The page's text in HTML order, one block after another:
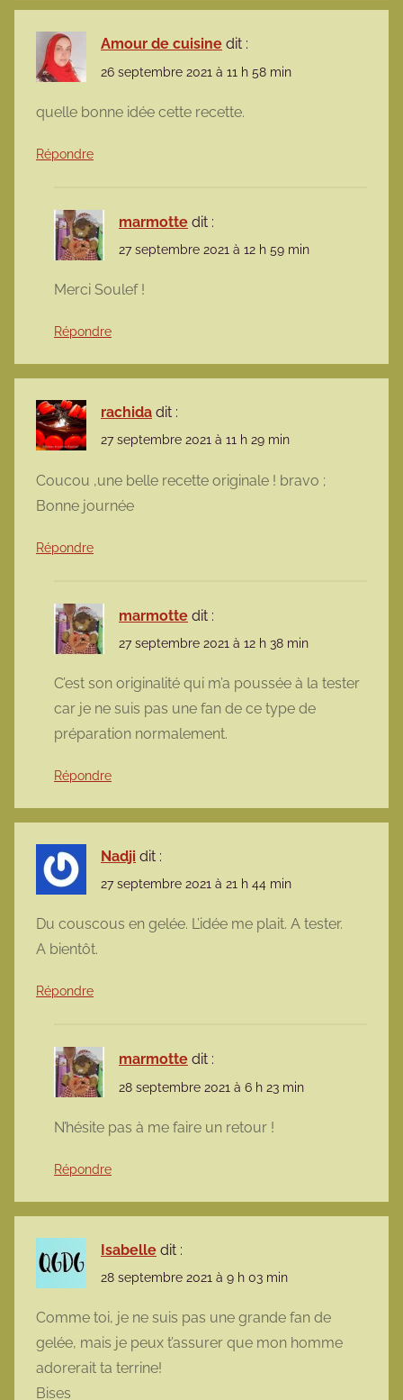
Amour de cuisine dit :
26 septembre 2021 à 11 h 58 min
quelle bonne idée cette recette.
Répondre
marmotte dit :
27 septembre 2021 à 12 h 59 min
Merci Soulef !
Répondre
rachida dit :
27 septembre 2021 à 11 h 29 min
Coucou ,une belle recette originale ! bravo ;
Bonne journée
Répondre
marmotte dit :
27 septembre 2021 à 12 h 38 min
C’est son originalité qui m’a poussée à la tester
car je ne suis pas une fan de ce type de
préparation normalement.
Répondre
Nadji dit :
27 septembre 2021 à 21 h 44 min
Du couscous en gelée. L’idée me plait. A tester.
A bientôt.
Répondre
marmotte dit :
28 septembre 2021 à 6 h 23 min
N’hésite pas à me faire un retour !
Répondre
Isabelle dit :
28 septembre 2021 à 9 h 03 min
Comme toi, je ne suis pas une grande fan de
gelée, mais je peux t’assurer que mon homme
adorerait ta terrine!
Bises